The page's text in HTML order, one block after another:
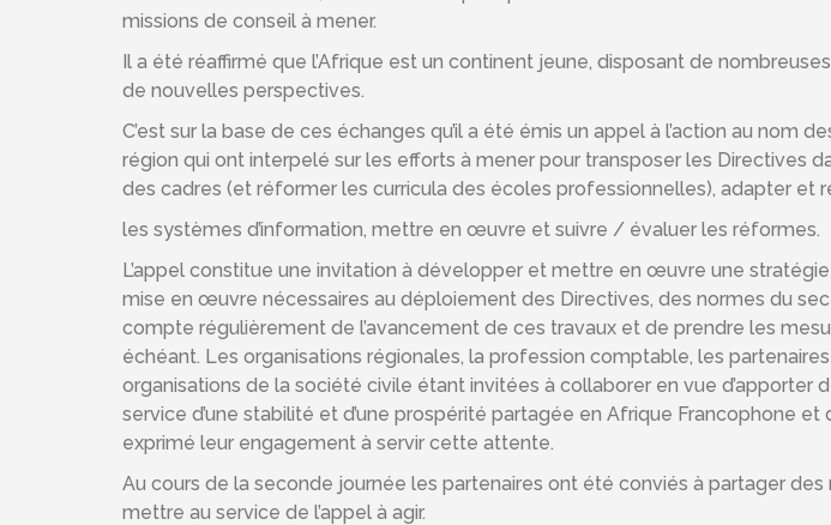
missions de conseil à mener.
Il a été réaffirmé que l’Afrique est un continent jeune, disposant de
de nouvelles perspectives.
C’est sur la base de ces échanges qu’il a été émis un appel à l’action au nom
région qui ont interpelé sur les efforts à mener pour transposer les Directives
des cadres (et réformer les curricula des écoles professionnelles), adapter et
les systèmes d’information, mettre en œuvre et suivre / évaluer les réformes.
L’appel constitue une invitation à développer et mettre en œuvre une
mise en œuvre nécessaires au déploiement des Directives, des normes du
compte régulièrement de l’avancement de ces travaux et de prendre les
échéant. Les organisations régionales, la profession comptable, les
organisations de la société civile étant invitées à collaborer en vue d’apporter
service d’une stabilité et d’une prospérité partagée en Afrique Francophone et
exprimé leur engagement à servir cette attente.
Au cours de la seconde journée les partenaires ont été conviés à partager des
mettre au service de l’appel à agir.